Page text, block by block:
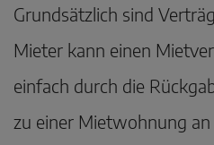
Grundsätzlich sind
Mieter kann einen
einfach durch die
zu einer Mietwohnung